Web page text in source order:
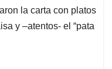
la carta con platos
y –atentos- el “pata